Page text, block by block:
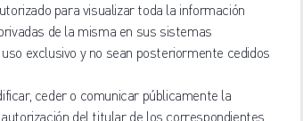
para visualizar toda la información
de la misma en sus sistemas
exclusivo y no sean posteriormente cedidos
ceder o comunicar públicamente la
del titular de los correspondientes